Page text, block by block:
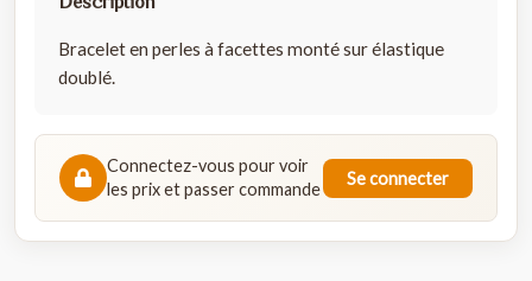
Bracelet en perles à facettes monté sur élastique
doublé.
Connectez-vous pour voir
les prix et passer commande
Se connecter